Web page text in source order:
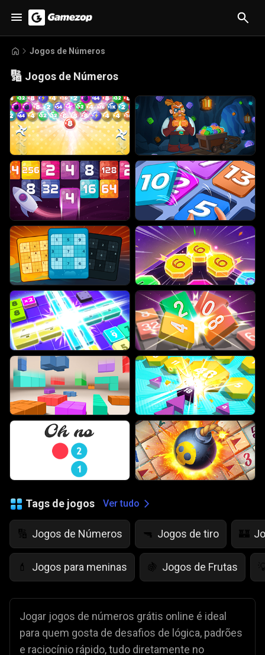
Jogos de Números
🔢 Jogos de Números
Tags de jogos Ver tudo
🔢 Jogos de Números 🔫 Jogos de tiro 🏰
💄 Jogos para meninas 🍇 Jogos de Frutas
Jogar jogos de números grátis online é ideal
para quem gosta de desafios de lógica, padrões
e raciocínio rápido, tudo diretamente no